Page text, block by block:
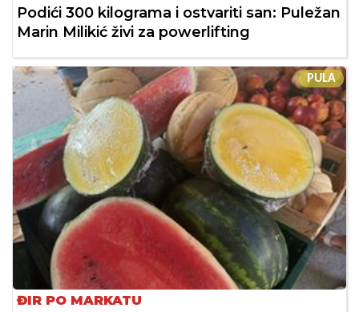
Podići 300 kilograma i ostvariti san: Puležan
Marin Milikić živi za powerlifting
PULA
ĐIR PO MARKATU